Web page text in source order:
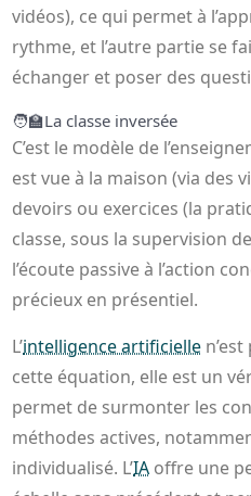
vidéos), ce qui permet à
rythme, et l’autre partie se
échanger et poser des
🧑‍🏫La classe inversée
C’est le modèle de
est vue à la maison (via des
devoirs ou exercices (la
classe, sous la supervision
l’écoute passive à l’action
précieux en présentiel.
L’intelligence artificielle
cette équation, elle est un
permet de surmonter les
méthodes actives,
individualisé. L’IA offre une